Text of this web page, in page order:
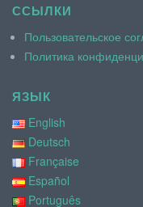
ССЫЛКИ
Пользовательское
Политика
ЯЗЫК
English
Deutsch
Française
Español
Português